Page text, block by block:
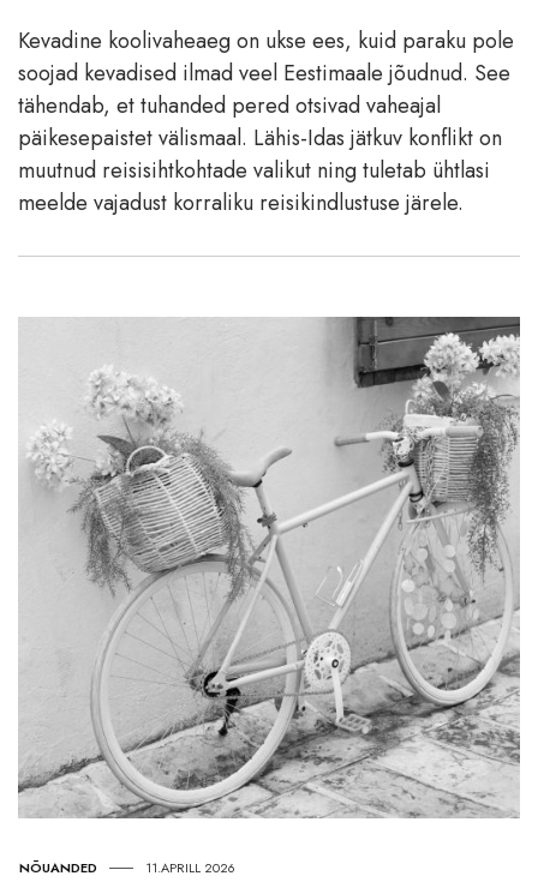
Kevadine koolivaheaeg on ukse ees, kuid paraku pole
soojad kevadised ilmad veel Eestimaale jõudnud. See
tähendab, et tuhanded pered otsivad vaheajal
päikesepaistet välismaal. Lähis-Idas jätkuv konflikt on
muutnud reisisihtkohtade valikut ning tuletab ühtlasi
meelde vajadust korraliku reisikindlustuse järele.
NÕUANDED 11.APRILL 2026